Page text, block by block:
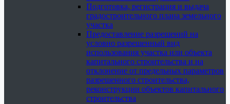
Подготовка, регистрация и выдача
градостроительного плана земельного
участка
Предоставление разрешений на
условно разрешенный вид
использования участка или объекта
капитального строительства и на
отклонение от предельных параметров
разрешенного строительства,
реконструкции объектов капитального
строительства